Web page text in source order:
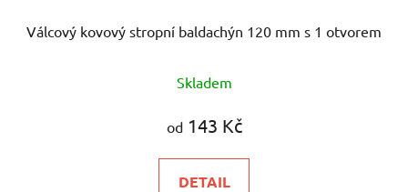
Válcový kovový stropní baldachýn 120 mm s 1 otvorem
Skladem
od143 Kč
DETAIL